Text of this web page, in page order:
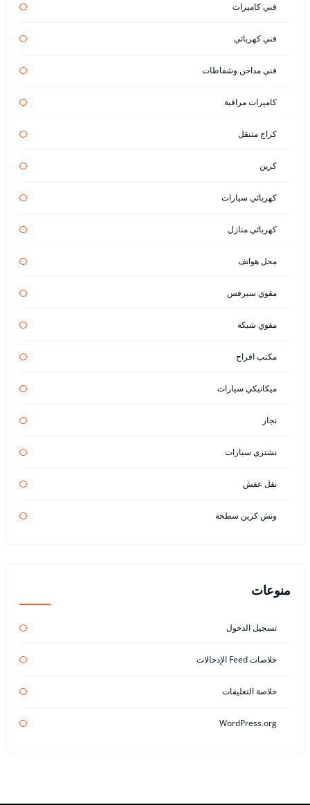
فني كاميرات
فني كهربائي
فني مداخن وشفاطات
كاميرات مراقبة
كراج متنقل
كرين
كهربائي سيارات
كهربائي منازل
محل هواتف
مقوي سيرفس
مقوي شبكة
مكتب افراح
ميكانيكي سيارات
نجار
نشتري سيارات
نقل عفش
ونش كرين سطحة
منوعات
تسجيل الدخول
خلاصات Feed الإدخالات
خلاصة التعليقات
WordPress.org